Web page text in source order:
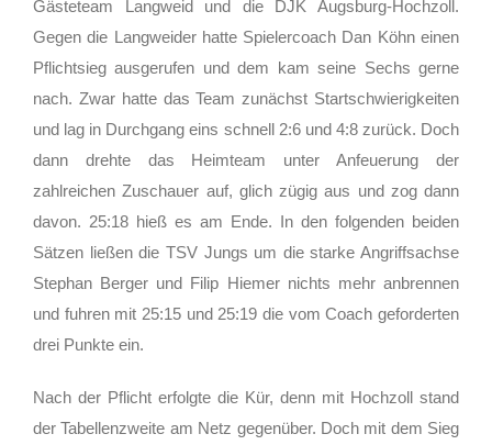
Gästeteam Langweid und die DJK Augsburg-Hochzoll.
Gegen die Langweider hatte Spielercoach Dan Köhn einen
Pflichtsieg ausgerufen und dem kam seine Sechs gerne
nach. Zwar hatte das Team zunächst Startschwierigkeiten
und lag in Durchgang eins schnell 2:6 und 4:8 zurück. Doch
dann drehte das Heimteam unter Anfeuerung der
zahlreichen Zuschauer auf, glich zügig aus und zog dann
davon. 25:18 hieß es am Ende. In den folgenden beiden
Sätzen ließen die TSV Jungs um die starke Angriffsachse
Stephan Berger und Filip Hiemer nichts mehr anbrennen
und fuhren mit 25:15 und 25:19 die vom Coach geforderten
drei Punkte ein.
Nach der Pflicht erfolgte die Kür, denn mit Hochzoll stand
der Tabellenzweite am Netz gegenüber. Doch mit dem Sieg